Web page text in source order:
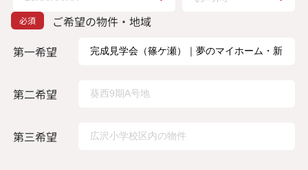
ご希望の物件・地域
第一希望
第二希望
第三希望